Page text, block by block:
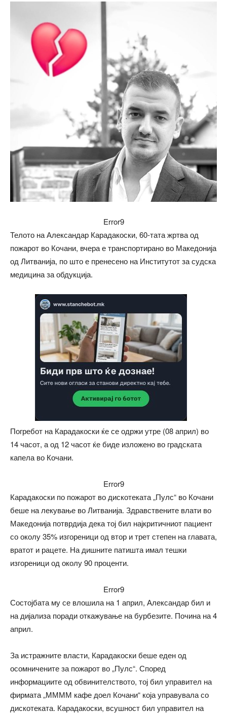
Error9
Телото на Александар Карадакоски, 60-тата жртва од
пожарот во Кочани, вчера е транспортирано во Македонија
од Литванија, по што е пренесено на Институтот за судска
медицина за обдукција.
Погребот на Карадакоски ќе се одржи утре (08 април) во
14 часот, а од 12 часот ќе биде изложено во градската
капела во Кочани.
Error9
Карадакоски по пожарот во дискотеката „Пулс“ во Кочани
беше на лекување во Литванија. Здравствените влати во
Македонија потврдија дека тој бил најкритичниот пациент
со околу 35% изгореници од втор и трет степен на главата,
вратот и рацете. На дишните патишта имал тешки
изгореници од околу 90 проценти.
Error9
Состојбата му се влошила на 1 април, Александар бил и
на дијализа поради откажување на бурбезите. Почина на 4
април.
За истражните власти, Карадакоски беше еден од
осомничените за пожарот во „Пулс“. Според
информациите од обвинителството, тој бил управител на
фирмата „ММММ кафе доел Кочани“ која управувала со
дискотеката. Карадакоски, всушност бил управител на